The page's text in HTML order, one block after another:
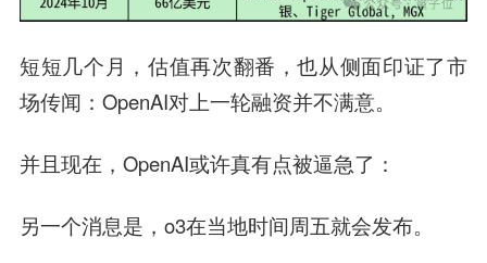
短短几个月，估值再次翻番，也从侧面印证了市
场传闻：OpenAI对上一轮融资并不满意。
并且现在，OpenAI或许真有点被逼急了：
另一个消息是，o3在当地时间周五就会发布。